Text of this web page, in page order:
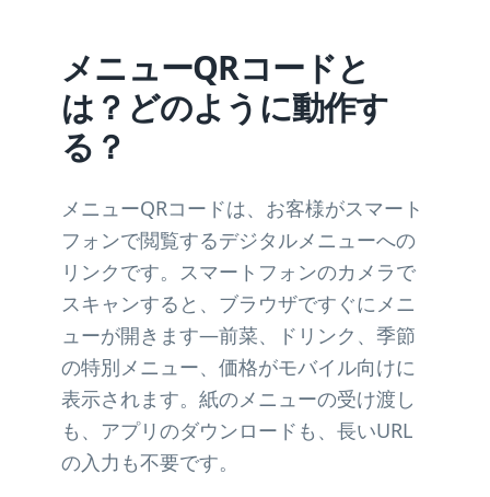
メニューQRコードと
は？どのように動作す
る？
メニューQRコードは、お客様がスマート
フォンで閲覧するデジタルメニューへの
リンクです。スマートフォンのカメラで
スキャンすると、ブラウザですぐにメニ
ューが開きます—前菜、ドリンク、季節
の特別メニュー、価格がモバイル向けに
表示されます。紙のメニューの受け渡し
も、アプリのダウンロードも、長いURL
の入力も不要です。